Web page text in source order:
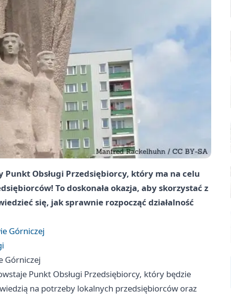
Punkt Obsługi Przedsiębiorcy, który ma na celu
To doskonała okazja, aby skorzystać z
się, jak sprawnie rozpocząć działalność
Górniczej
Górniczej
Punkt Obsługi Przedsiębiorcy, który będzie
na potrzeby lokalnych przedsiębiorców oraz